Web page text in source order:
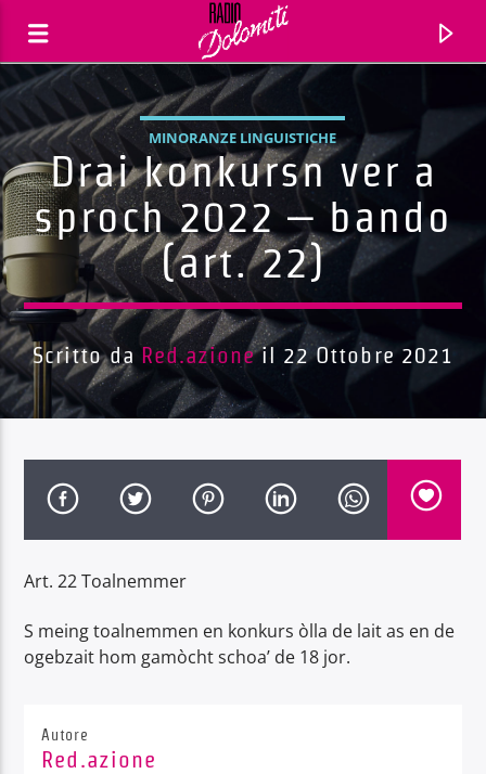
Traccia corrente
Radio Dolomiti
MINORANZE LINGUISTICHE
Drai konkursn ver a
sproch 2022 – bando
(art. 22)
Scritto da Red.azioneil 22 Ottobre 2021
Art. 22 Toalnemmer
S meing toalnemmen en konkurs òlla de lait as en de
ogebzait hom gamòcht schoa’ de 18 jor.
Autore
Red.azione